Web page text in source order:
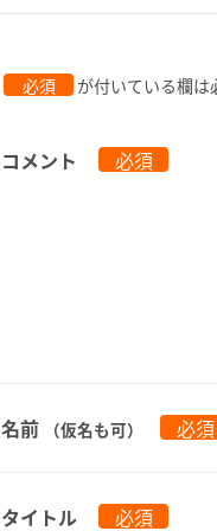
必須 が付いている欄は
コメント 必須
名前 （仮名も可） 必須
タイトル 必須